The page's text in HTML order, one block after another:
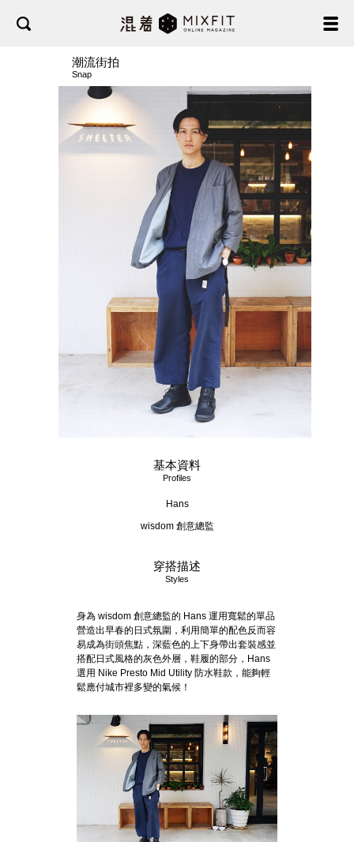
潮流街拍
Snap
基本資料
Profiles
Hans
wisdom 創意總監
穿搭描述
Styles
身為 wisdom 創意總監的 Hans 運用寬鬆的單品
營造出早春的日式氛圍，利用簡單的配色反而容
易成為街頭焦點，深藍色的上下身帶出套裝感並
搭配日式風格的灰色外層，鞋履的部分，Hans
選用 Nike Presto Mid Utility 防水鞋款，能夠輕
鬆應付城市裡多變的氣候！